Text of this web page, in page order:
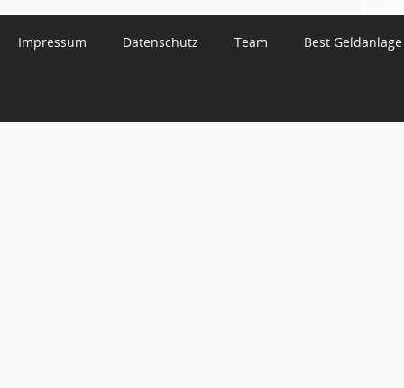
Impressum Datenschutz Team Best Geldanlage